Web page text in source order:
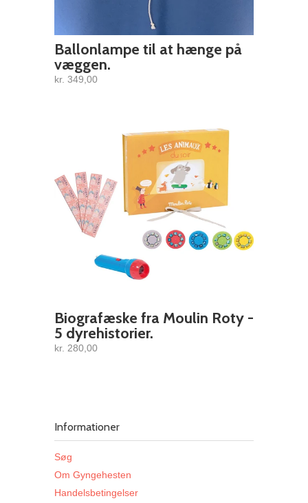
Ballonlampe til at hænge på
væggen.
kr. 349,00
Biografæske fra Moulin Roty -
5 dyrehistorier.
kr. 280,00
Informationer
Søg
Om Gyngehesten
Handelsbetingelser